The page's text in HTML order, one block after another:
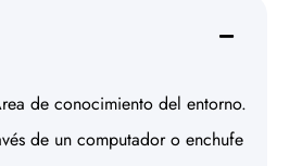
de conocimiento del entorno.
de un computador o enchufe